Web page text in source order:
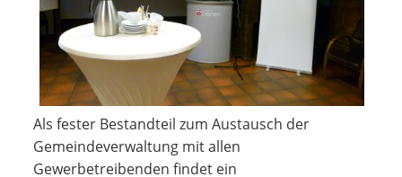
Als fester Bestandteil zum Austausch der
Gemeindeverwaltung mit allen
Gewerbetreibenden findet ein